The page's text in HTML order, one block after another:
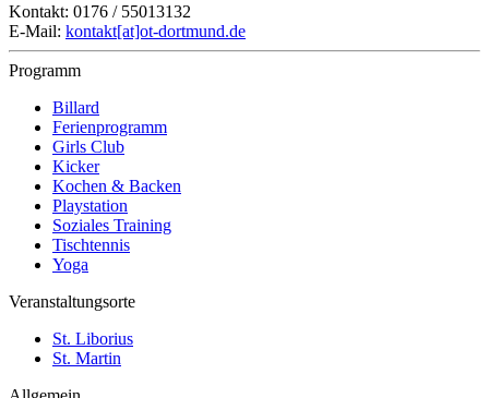
Kontakt: 0176 / 55013132
E-Mail: kontakt[at]ot-dortmund.de
Programm
Billard
Ferienprogramm
Girls Club
Kicker
Kochen & Backen
Playstation
Soziales Training
Tischtennis
Yoga
Veranstaltungsorte
St. Liborius
St. Martin